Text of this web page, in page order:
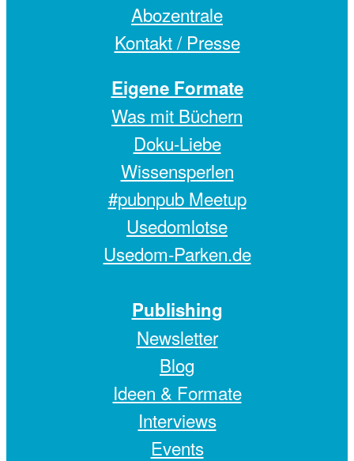
Abozentrale
Kontakt / Presse
Eigene Formate
Was mit Büchern
Doku-Liebe
Wissensperlen
#pubnpub Meetup
Usedomlotse
Usedom-Parken.de
Publishing
Newsletter
Blog
Ideen & Formate
Interviews
Events